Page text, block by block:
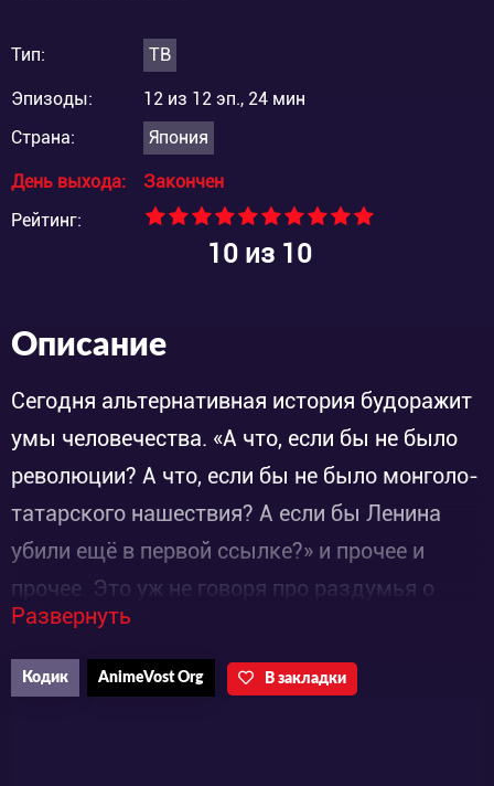
Тип: ТВ
Эпизоды:
12 из 12 эп., 24 мин
Страна:
Япония
День выхода:
Закончен
Рейтинг:
10из 10
Описание
Сегодня альтернативная история будоражит
умы человечества. «А что, если бы не было
революции? А что, если бы не было монголо-
татарского нашествия? А если бы Ленина
убили ещё в первой ссылке?» и прочее и
прочее. Это уж не говоря про раздумья о
своей личной судьбе. «А если бы я туда не
пошла? А если бы я ей перезвонил? А если
бы я родился в семье самураев?». Увы,
Развернуть
Кодик AnimeVost Org В закладки